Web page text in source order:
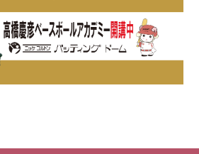
採用情報
Privacy Policy